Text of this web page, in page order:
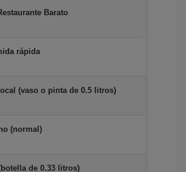
Barato
rápida
(vaso o pinta de 0.5 litros)
(normal)
de 0.33 litros)